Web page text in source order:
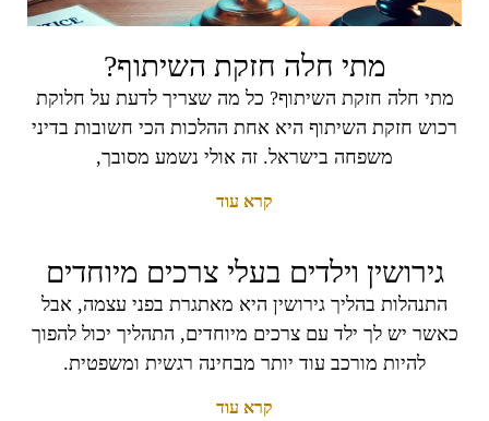
מתי חלה חזקת השיתוף?
מתי חלה חזקת השיתוף? כל מה שצריך לדעת על חלוקת
רכוש חזקת השיתוף היא אחת ההלכות הכי חשובות בדיני
משפחה בישראל. זה אולי נשמע מסובך,
קרא עוד
גירושין וילדים בעלי צרכים מיוחדים
התנהלות בהליך גירושין היא מאתגרת בפני עצמה, אבל
כאשר יש לך ילד עם צרכים מיוחדים, התהליך יכול להפוך
להיות מורכב עוד יותר מבחינה רגשית ומשפטית.
קרא עוד